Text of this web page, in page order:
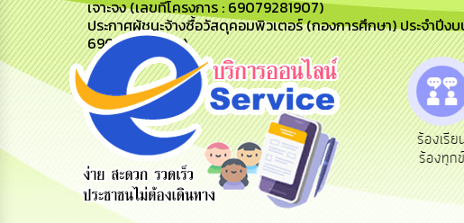
เจาะจง (เลขที่โครงการ : 69079281907)
ประกาศผู้ชนะจ้างซื้อวัสดุคอมพิวเตอร์ (กองการศึกษา) ประจำปีง
69079205306)
ข้อมูลการ
ติดต่อ
สายด่วนผู้
บริหาร
รับฟังความ
คิดเห็น
ประชาชน
ร้องเรีย
ร้องทุก